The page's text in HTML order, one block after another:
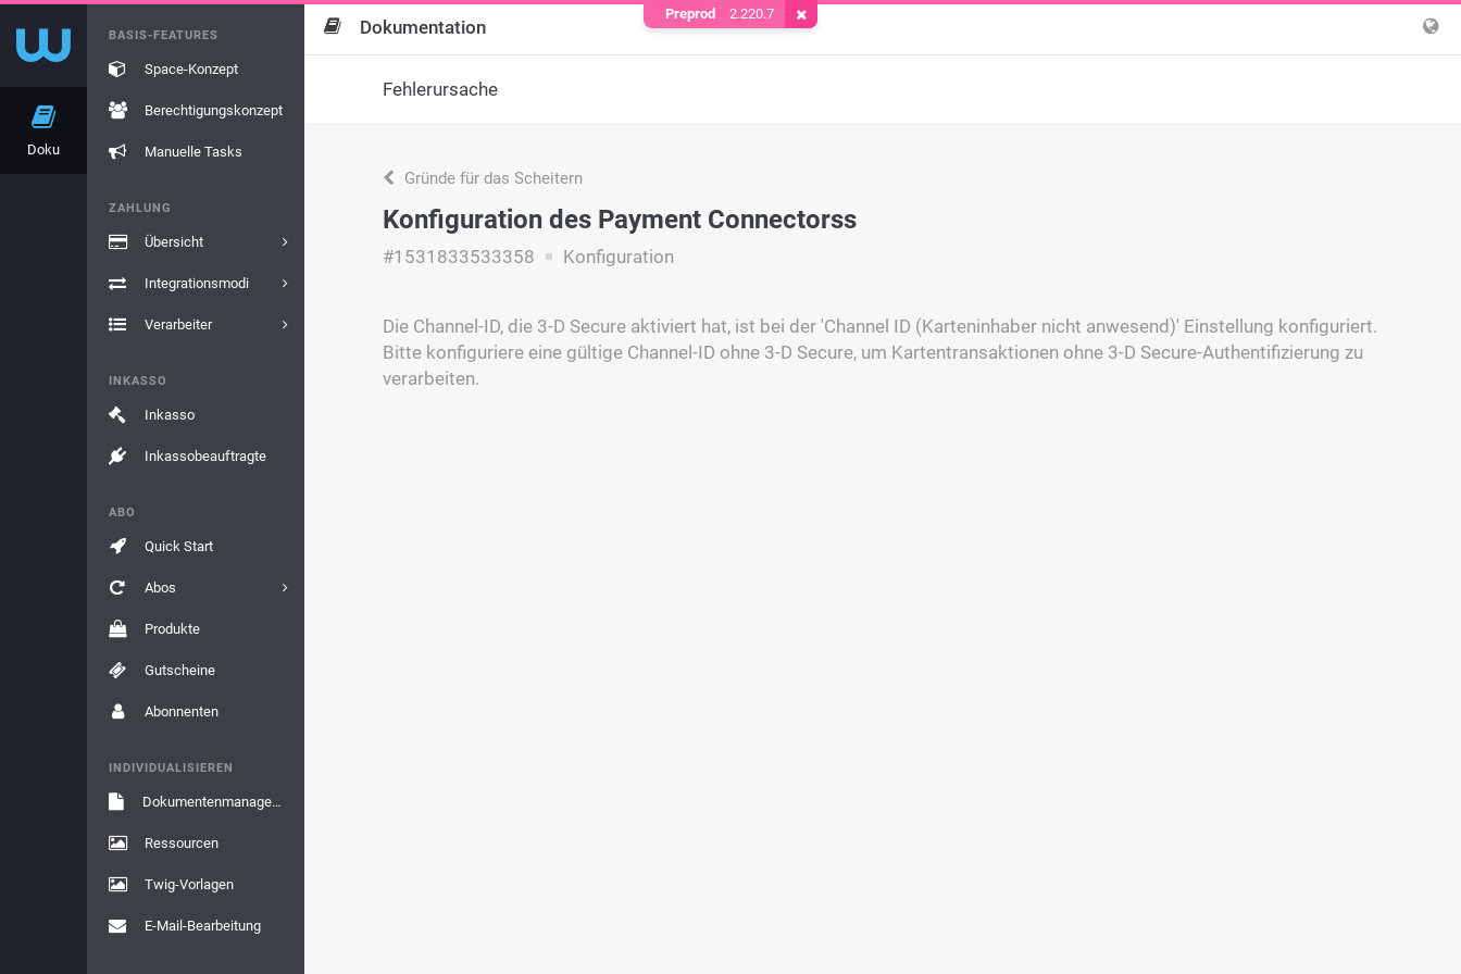
Doku
BASIS-FEATURES
Space-Konzept
Berechtigungskonzept
Manuelle Tasks
ZAHLUNG
Übersicht
Integrationsmodi
Verarbeiter
INKASSO
Inkasso
Inkassobeauftragte
ABO
Quick Start
Abos
Produkte
Gutscheine
Abonnenten
INDIVIDUALISIEREN
Dokumentenmanagement
Ressourcen
Twig-Vorlagen
E-Mail-Bearbeitung
Dokumentation
Fehlerursache
Gründe für das Scheitern
Konfiguration des Payment Connectorss
#1531833533358 Konfiguration
Die Channel-ID, die 3-D Secure aktiviert hat, ist bei der 'Channel ID (Karteninhaber nicht anwesend)' Einstellung konfiguriert.
Bitte konfiguriere eine gültige Channel-ID ohne 3-D Secure, um Kartentransaktionen ohne 3-D Secure-Authentifizierung zu
verarbeiten.
Preprod 2.220.7 Cookie entfernen